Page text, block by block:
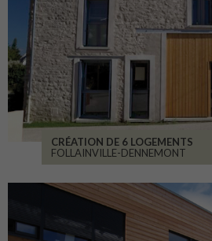
CRÉATION DE 6 LOGEMENTS
FOLLAINVILLE-DENNEMONT